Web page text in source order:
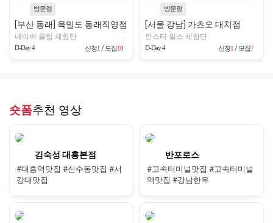
방문형
[부산 동래] 육밀도 동래직영점
네이버 클립 체험단
D-Day 4 신청1 / 모집10
방문형
[서울 강남] 가츠오 대치점
인스타 릴스 체험단
D-Day 4 신청1 / 모집7
숏폼추천 영상
김숙성 대흥본점
#대흥역맛집 #신수동맛집 #서
강대맛집
반포로스
#고속터미널맛집 #고속터미널
역맛집 #강남한우